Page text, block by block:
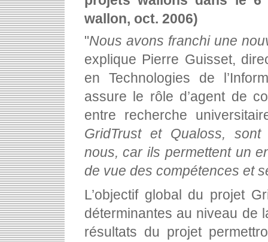
wallon, oct. 2006)
"Nous avons franchi une
explique Pierre Guisset,
en Technologies de
assure le rôle d’agent de
entre recherche
GridTrust et Qualoss, sont
nous, car ils permettent un
de vue des compétences et
L’objectif global du projet
déterminantes au niveau de
résultats du projet